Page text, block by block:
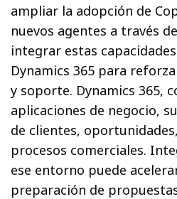
ampliar la adopción de
nuevos agentes a través
integrar estas
Dynamics 365 para
y soporte. Dynamics 365,
aplicaciones de negocio,
de clientes,
procesos comerciales.
ese entorno puede
preparación de